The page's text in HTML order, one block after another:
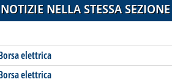
NOTIZIE NELLA STESSA SEZIONE
elettrica
elettrica